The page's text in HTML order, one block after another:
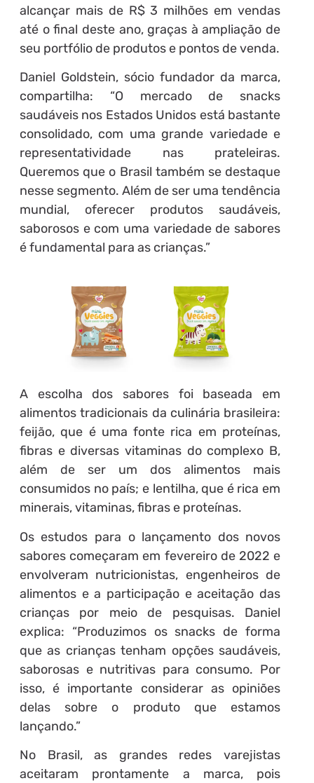
alcançar mais de R$ 3 milhões em vendas
até o final deste ano, graças à ampliação de
seu portfólio de produtos e pontos de venda.
Daniel Goldstein, sócio fundador da marca,
compartilha: “O mercado de snacks
saudáveis nos Estados Unidos está bastante
consolidado, com uma grande variedade e
representatividade nas prateleiras.
Queremos que o Brasil também se destaque
nesse segmento. Além de ser uma tendência
mundial, oferecer produtos saudáveis,
saborosos e com uma variedade de sabores
é fundamental para as crianças.”
A escolha dos sabores foi baseada em
alimentos tradicionais da culinária brasileira:
feijão, que é uma fonte rica em proteínas,
fibras e diversas vitaminas do complexo B,
além de ser um dos alimentos mais
consumidos no país; e lentilha, que é rica em
minerais, vitaminas, fibras e proteínas.
Os estudos para o lançamento dos novos
sabores começaram em fevereiro de 2022 e
envolveram nutricionistas, engenheiros de
alimentos e a participação e aceitação das
crianças por meio de pesquisas. Daniel
explica: “Produzimos os snacks de forma
que as crianças tenham opções saudáveis,
saborosas e nutritivas para consumo. Por
isso, é importante considerar as opiniões
delas sobre o produto que estamos
lançando.”
No Brasil, as grandes redes varejistas
aceitaram prontamente a marca, pois